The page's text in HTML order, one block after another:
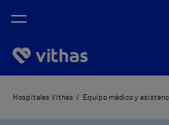
Nosotros
Hospitales Vithas Equipo médico y